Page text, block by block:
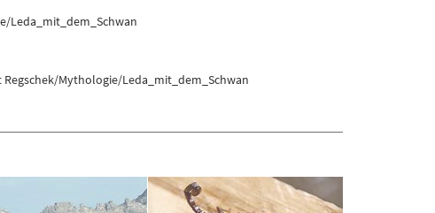
Leda_mit_dem_Schwan
Mythologie/Leda_mit_dem_Schwan